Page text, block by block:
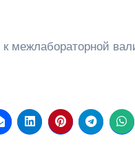
межлабораторной